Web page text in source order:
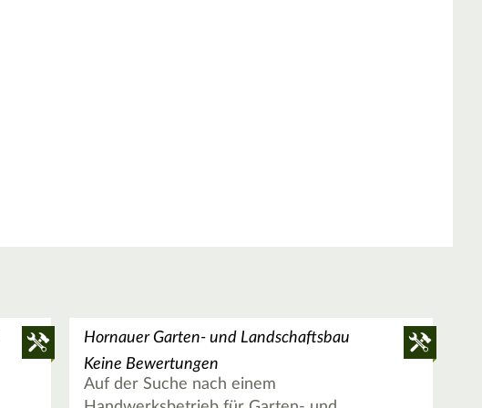
Hornauer Garten- und Landschaftsbau
Keine Bewertungen
Auf der Suche nach einem